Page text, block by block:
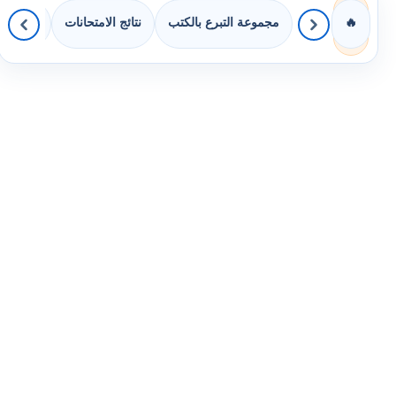
🔥 مجموعة التبرع بالكتب نتائج الامتحانات